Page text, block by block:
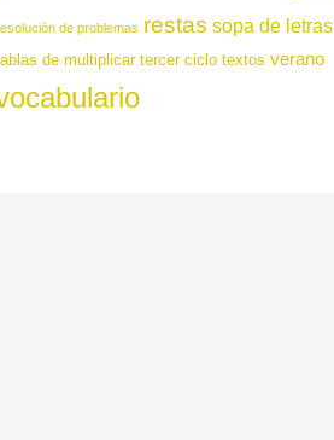
de problemas restas sopa de letras
de multiplicar tercer ciclo textos verano